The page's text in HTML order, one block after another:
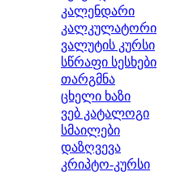
კალენდარი
კალკულატორი
ვალუტის კურსი
სწრაფი სესხები
თარგმნა
ცხელი ხაზი
ვებ კატალოგი
სმაილები
დაზღვევა
კრიპტო-კურსი